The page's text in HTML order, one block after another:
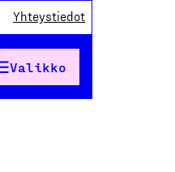
Yhteystiedot
Valikko